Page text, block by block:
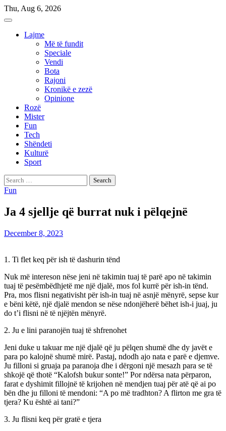
Skip
to
Thu, Aug 6, 2026
Lajme
Më të fundit
Speciale
Vendi
Bota
Rajoni
Kronikë e zezë
Opinione
Rozë
Mister
Fun
Tech
Shëndeti
Kulturë
Sport
Search
for:
Fun
Ja 4 sjellje që burrat nuk i pëlqejnë
December 8, 2023
1. Ti flet keq për ish të dashurin tënd
Nuk më intereson nëse jeni në takimin tuaj të parë apo në takimin
tuaj të pesëmbëdhjetë me një djalë, mos fol kurrë për ish-in tënd.
Pra, mos flisni negativisht për ish-in tuaj në asnjë mënyrë, sepse kur
e bëni këtë, një djalë mendon se nëse ndonjëherë bëhet ish-i juaj, ju
do t’i flisni në të njëjtën mënyrë.
2. Ju e lini paranojën tuaj të shfrenohet
Jeni duke u takuar me një djalë që ju pëlqen shumë dhe dy javët e
para po kalojnë shumë mirë. Pastaj, ndodh ajo nata e parë e djemve.
Ju filloni si gruaja pa paranoja dhe i dërgoni një mesazh para se të
shkojë që thotë “Kalofsh bukur sonte!” Por ndërsa nata përparon,
farat e dyshimit fillojnë të krijohen në mendjen tuaj për atë që ai po
bën dhe ju filloni të mendoni: “A po më tradhton? A flirton me gra të
tjera? Ku është ai tani?”
3. Ju flisni keq për gratë e tjera